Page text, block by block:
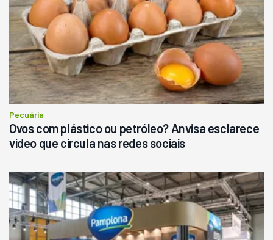
R$ 145.000
Consultar
Pecuária
Ovos com plástico ou petróleo? Anvisa esclarece
vídeo que circula nas redes sociais